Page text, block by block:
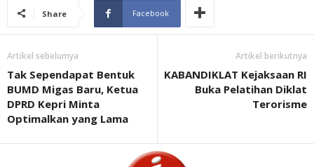
Share Facebook
Artikel sebelumya
Tak Sependapat Bentuk
BUMD Migas Baru, Ketua
DPRD Kepri Minta
Optimalkan yang Lama
Artikel berikutnya
KABANDIKLAT Kejaksaan RI
Buka Pelatihan Diklat
Terorisme